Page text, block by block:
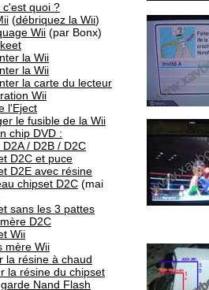
c'est quoi ?
(débriquez la Wii)
Wii (par Bonx)
la Wii
la Wii
la carte du lecteur
Wii
l'Eject
le fusible de la Wii
chip DVD :
D2A / D2B / D2C
D2C et puce
D2E avec résine
chipset D2C (mai
sans les 3 pattes
D2C
Wii
mère Wii
la résine à chaud
la résine du chipset
Nand Flash